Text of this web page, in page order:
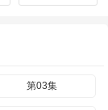
第03集